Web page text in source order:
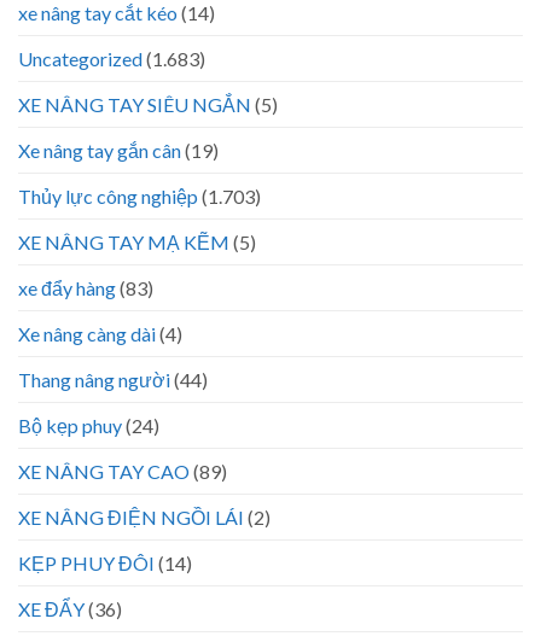
xe nâng tay cắt kéo (14)
Uncategorized(1.683)
XE NÂNG TAY SIÊU NGẮN (5)
Xe nâng tay gắn cân(19)
Thủy lực công nghiệp (1.703)
XE NÂNG TAY MẠ KẼM (5)
xe đẩy hàng(83)
Xe nâng càng dài(4)
Thang nâng người(44)
Bộ kẹp phuy(24)
XE NÂNG TAY CAO(89)
XE NÂNG ĐIỆN NGỒI LÁI (2)
KẸP PHUY ĐÔI (14)
XE ĐẨY(36)